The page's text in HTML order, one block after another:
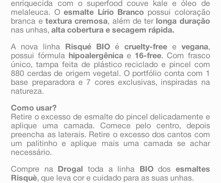
enriquecida com o superfood couve kale e óleo de
melaleuca. Oesmalte Lírio Branco possui coloração
branca e textura cremosa, além de ter longa duração
nas unhas,alta cobertura e secagem rápida.
A nova linha Risqué BIO é cruelty-freee vegana,
possui fórmula
hipoalergênicae 16-free. Com frasco
único, tampa feita de plástico reciclado e pincel com
880 cerdas de origem vegetal. O portfólio conta com 1
base preparadora e 7 cores exclusivas, inspiradas na
natureza.
Como usar?
Retire o excesso de esmalte do pincel delicadamente e
aplique uma camada. Comece pelo centro, depois
preencha as laterais. Retire o excesso dos cantos com
um palitinho e aplique mais uma camada se achar
necessário.
Compre na Drogal toda a linha BIOdos esmaltes
Risquè, que leva cor e cuidado para as suas unhas.